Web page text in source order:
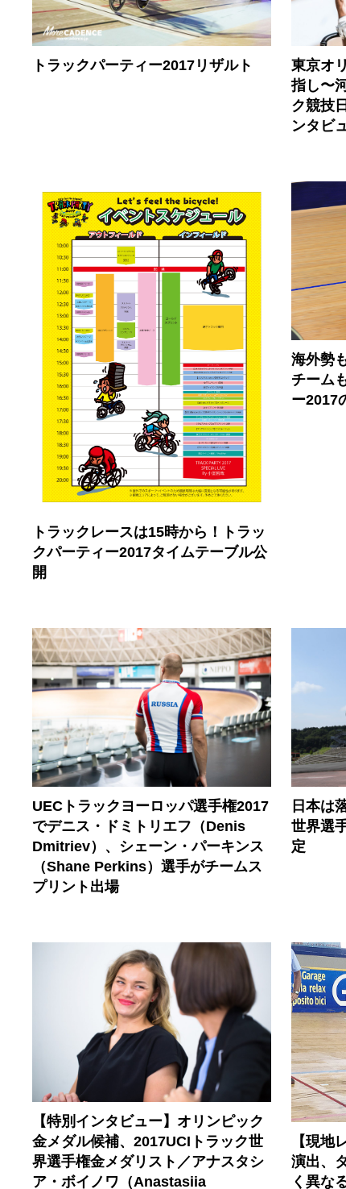
トラックパーティー2017リザルト
東京オ
指し〜
ク競技
ンタビ
トラックレースは15時から！トラッ
クパーティー2017タイムテーブル公
開
海外勢
チーム
ー2017
UECトラックヨーロッパ選手権2017
でデニス・ドミトリエフ（Denis
Dmitriev）、シェーン・パーキンス
（Shane Perkins）選手がチームス
プリント出場
日本は
世界選
定
【特別インタビュー】オリンピック
金メダル候補、2017UCIトラック世
界選手権金メダリスト／アナスタシ
ア・ボイノワ（Anastasiia
【現地
演出、
く異な